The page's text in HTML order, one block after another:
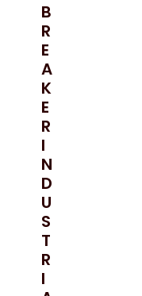
B
R
E
A
K
E
R
I
N
D
U
S
T
R
I